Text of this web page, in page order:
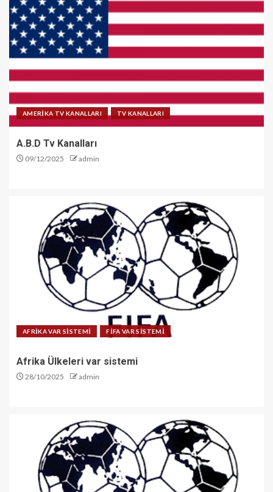
AMERİKA TV KANALLARI TV KANALLARI
A.B.D Tv Kanalları
09/12/2025 admin
AFRİKA VAR SİSTEMİ FİFA VAR SİSTEMİ
Afrika Ülkeleri var sistemi
28/10/2025 admin